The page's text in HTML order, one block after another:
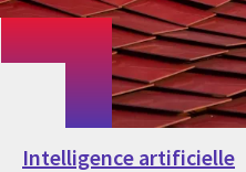
Intelligence artificielle